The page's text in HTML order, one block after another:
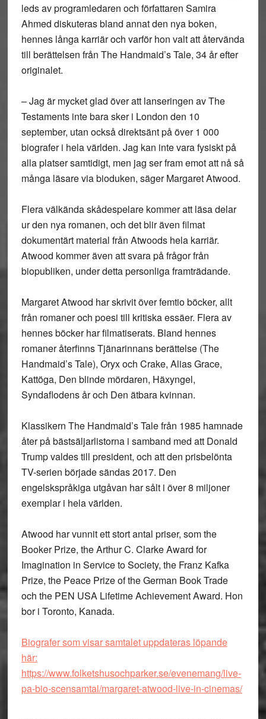
leds av programledaren och författaren Samira
Ahmed diskuteras bland annat den nya boken,
hennes långa karriär och varför hon valt att återvända
till berättelsen från The Handmaid’s Tale, 34 år efter
originalet.
– Jag är mycket glad över att lanseringen av The
Testaments inte bara sker i London den 10
september, utan också direktsänt på över 1 000
biografer i hela världen. Jag kan inte vara fysiskt på
alla platser samtidigt, men jag ser fram emot att nå så
många läsare via bioduken, säger Margaret Atwood.
Flera välkända skådespelare kommer att läsa delar
ur den nya romanen, och det blir även filmat
dokumentärt material från Atwoods hela karriär.
Atwood kommer även att svara på frågor från
biopubliken, under detta personliga framträdande.
Margaret Atwood har skrivit över femtio böcker, allt
från romaner och poesi till kritiska essäer. Flera av
hennes böcker har filmatiserats. Bland hennes
romaner återfinns Tjänarinnans berättelse (The
Handmaid’s Tale), Oryx och Crake, Alias Grace,
Kattöga, Den blinde mördaren, Häxyngel,
Syndaflodens år och Den ätbara kvinnan.
Klassikern The Handmaid’s Tale från 1985 hamnade
åter på bästsäljarlistorna i samband med att Donald
Trump valdes till president, och att den prisbelönta
TV-serien började sändas 2017. Den
engelskspråkiga utgåvan har sålt i över 8 miljoner
exemplar i hela världen.
Atwood har vunnit ett stort antal priser, som the
Booker Prize, the Arthur C. Clarke Award for
Imagination in Service to Society, the Franz Kafka
Prize, the Peace Prize of the German Book Trade
och the PEN USA Lifetime Achievement Award. Hon
bor i Toronto, Kanada.
Biografer som visar samtalet uppdateras löpande
här:
https://www.folketshusochparker.se/evenemang/live-
pa-bio-scensamtal/margaret-atwood-live-in-cinemas/